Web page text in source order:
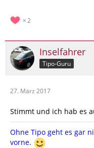
2
Inselfahrer
Tipo-Guru
27. März 2017
Stimmt und ich hab es
Ohne Tipo geht es gar
vorne.